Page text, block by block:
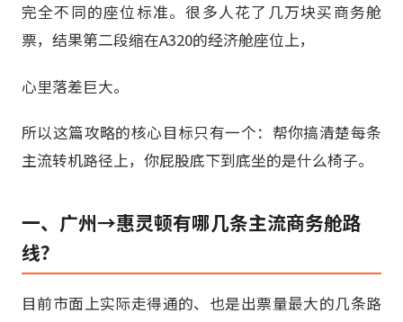
完全不同的座位标准。很多人花了几万块买商务舱
票，结果第二段缩在A320的经济舱座位上，
心里落差巨大。
所以这篇攻略的核心目标只有一个：帮你搞清楚每条
主流转机路径上，你屁股底下到底坐的是什么椅子。
一、广州→惠灵顿有哪几条主流商务舱路
线？
目前市面上实际走得通的、也是出票量最大的几条路